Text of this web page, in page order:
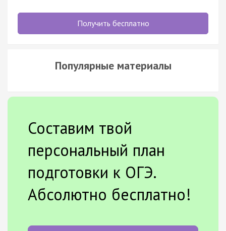
Получить бесплатно
Популярные материалы
Составим твой
персональный план
подготовки к ОГЭ.
Абсолютно бесплатно!